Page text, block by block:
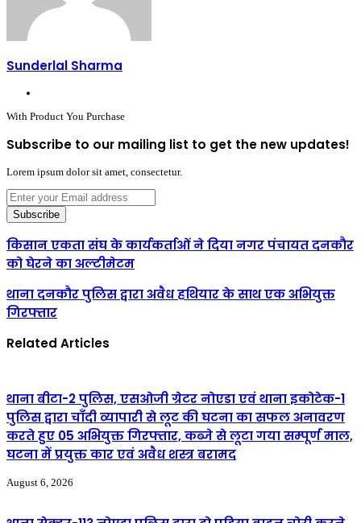
Sunderlal Sharma
With Product You Purchase
Subscribe to our mailing list to get the new updates!
Lorem ipsum dolor sit amet, consectetur.
Enter
your
Email
किसान एकता संघ के कार्यकर्ताओं ने दिया नगर पंचायत दनकौर
को घेरने का अल्टीमेटम
थाना दनकौर पुलिस द्वारा अवैध हथियार के साथ एक अभियुक्त
गिरफ्तार
Related Articles
थाना बीटा-2 पुलिस, एसओजी ग्रेटर नोएडा एवं थाना इकोटेक-1
पुलिस द्वारा चाँदी व्यापारी से लूट की घटना का सफल अनावरण
करते हुए 05 अभियुक्त गिरफ्तार, कब्जे से लूटा गया सम्पूर्ण माल,
घटना में प्रयुक्त कार एवं अवैध शस्त्र बरामद
August 6, 2026